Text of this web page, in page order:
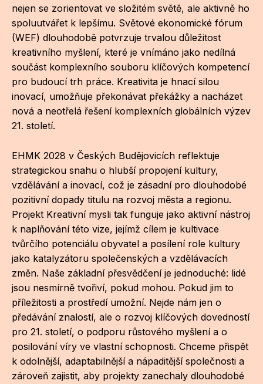
ZA
Pro
Další
nejen se zorientovat ve složitém světě, ale aktivně ho
spoluutvářet k lepšímu. Světové ekonomické fórum
(WEF) dlouhodobě potvrzuje trvalou důležitost
kreativního myšlení, které je vnímáno jako nedílná
součást komplexního souboru klíčových kompetencí
pro budoucí trh práce. Kreativita je hnací silou
inovací, umožňuje překonávat překážky a nacházet
nová a neotřelá řešení komplexních globálních výzev
21. století.
EHMK 2028 v Českých Budějovicích reflektuje
strategickou snahu o hlubší propojení kultury,
vzdělávání a inovací, což je zásadní pro dlouhodobé
pozitivní dopady titulu na rozvoj města a regionu.
Projekt Kreativní mysli tak funguje jako aktivní nástroj
k naplňování této vize, jejímž cílem je kultivace
tvůrčího potenciálu obyvatel a posílení role kultury
jako katalyzátoru společenských a vzdělávacích
změn. Naše základní přesvědčení je jednoduché: lidé
jsou nesmírně tvořiví, pokud mohou. Pokud jim to
příležitosti a prostředí umožní. Nejde nám jen o
předávání znalostí, ale o rozvoj klíčových dovedností
pro 21. století, o podporu růstového myšlení a o
posilování víry ve vlastní schopnosti. Chceme přispět
k odolnější, adaptabilnější a nápaditější společnosti a
zároveň zajistit, aby projekty zanechaly dlouhodobé